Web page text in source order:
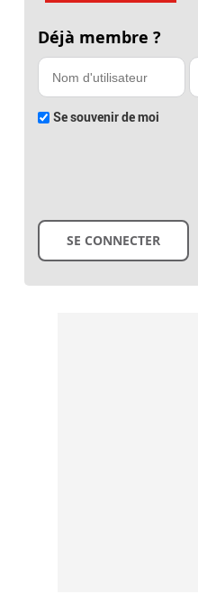
Déjà membre ?
Se souvenir de moi